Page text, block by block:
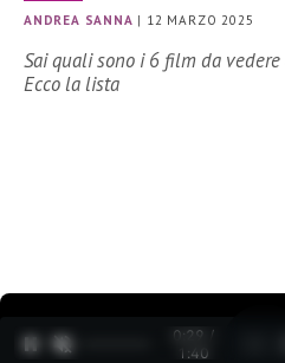
ANDREA SANNA | 12 MARZO 2025
Sai quali sono i 6 film da
Ecco la lista
0:30 /
1:40